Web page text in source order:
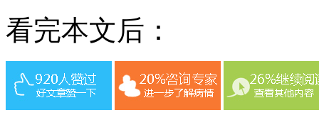
看完本文后：